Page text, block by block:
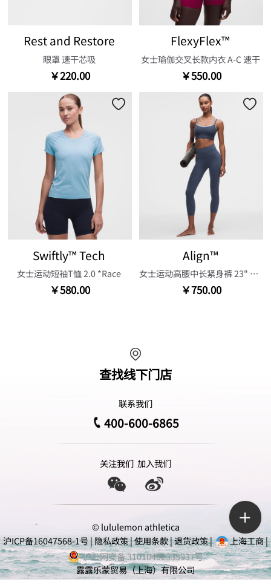
Rest and Restore
眼罩 速干芯吸
￥220.00
FlexyFlex™
女士瑜伽交叉长款内衣 A-C 速干
￥550.00
Swiftly™ Tech
女士运动短袖T恤 2.0 *Race
￥580.00
Align™
女士运动高腰中长紧身裤 23" 芯吸
￥750.00
查找线下门店
联系我们
400-600-6865
关注我们 加入我们
© lululemon athletica
沪ICP备16047568-1号|隐私政策|使用条款|退货政策| 上海工商|
沪公网安备 31010402335937号
露露乐蒙贸易（上海）有限公司